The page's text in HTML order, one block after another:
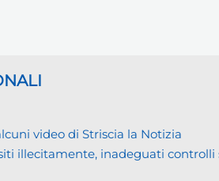
video di Striscia la Notizia
illecitamente, inadeguati controlli